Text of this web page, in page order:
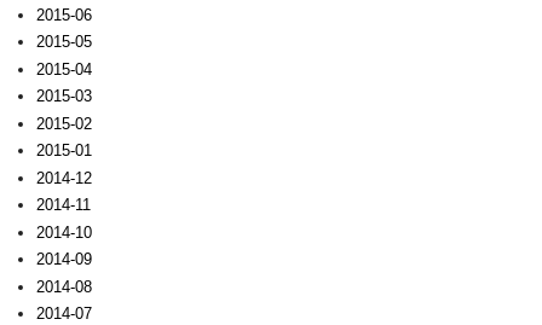
2015-06
2015-05
2015-04
2015-03
2015-02
2015-01
2014-12
2014-11
2014-10
2014-09
2014-08
2014-07